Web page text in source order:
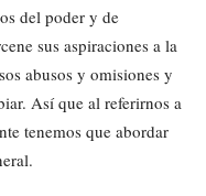
del poder y de
sus aspiraciones a la
abusos y omisiones y
Así que al referirnos a
tenemos que abordar